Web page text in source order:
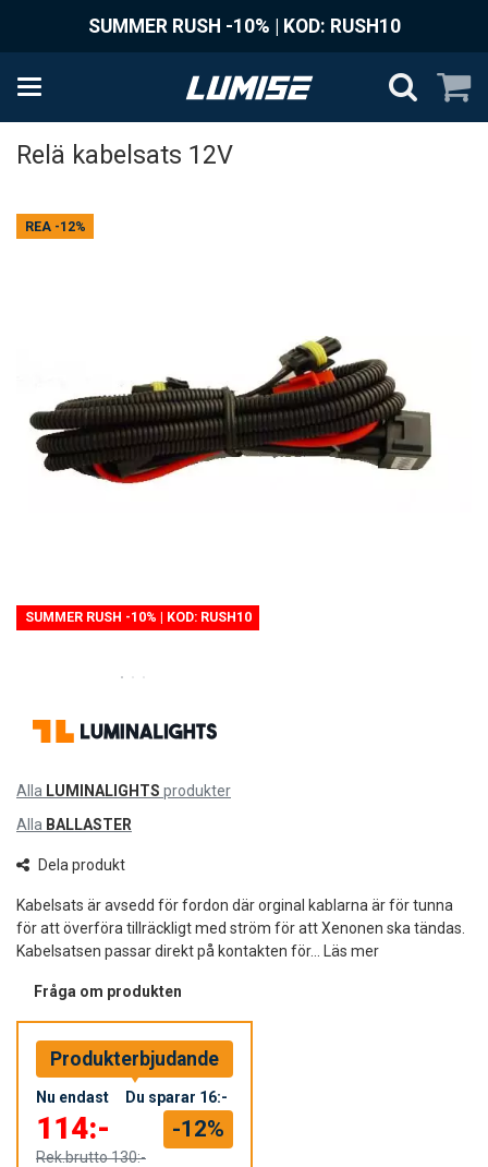
SUMMER RUSH -10% | KOD: RUSH10
Relä kabelsats 12V
SUMMER RUSH -10% | KOD: RUSH10
REA -12%
Alla LUMINALIGHTS produkter
Alla BALLASTER
Dela produkt
Kabelsats är avsedd för fordon där orginal kablarna är för tunna
för att överföra tillräckligt med ström för att Xenonen ska tändas.
Kabelsatsen passar direkt på kontakten för... Läs mer
Produkterbjudande
Nu endast Du sparar 16:-
114:-
Rek.brutto130:-
-12%
Fråga om produkten